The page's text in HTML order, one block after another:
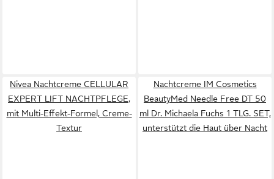
Nivea Nachtcreme CELLULAR
EXPERT LIFT NACHTPFLEGE,
mit Multi-Effekt-Formel, Creme-
Textur
Nachtcreme IM Cosmetics
BeautyMed Needle Free DT 50
ml Dr. Michaela Fuchs 1 TLG. SET,
unterstützt die Haut über Nacht